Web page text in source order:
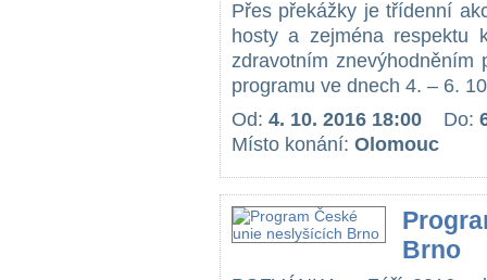
Přes překážky je třídenní
hosty a zejména respektu
zdravotním znevýhodněním
programu ve dnech 4. – 6.
Od: 4. 10. 2016 18:00 Do:
Místo konání: Olomouc
Brno